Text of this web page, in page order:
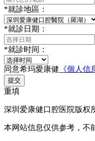
*就診地區：
*就診日期：
*就診时间：
同意希玛愛康健 《個人信
提交
重填
深圳爱康健口腔医院版权
本网站信息仅供参考，不